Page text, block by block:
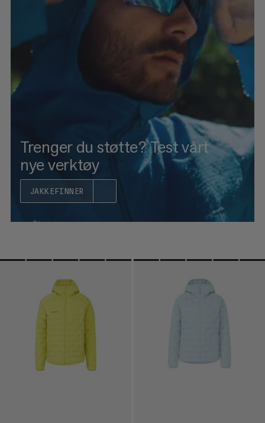
PRIS LAV TIL HØY
PRIS HØY TIL LAV
HVA ER NYTT
Trenger du støtte? Test vårt
nye verktøy
JAKKEFINNER